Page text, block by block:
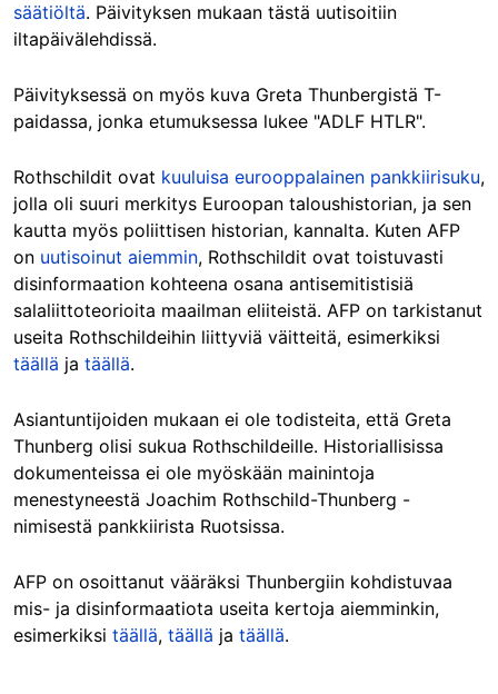
säätiöltä. Päivityksen mukaan tästä uutisoitiin
iltapäivälehdissä.
Päivityksessä on myös kuva Greta Thunbergistä T-
paidassa, jonka etumuksessa lukee "ADLF HTLR".
Rothschildit ovat kuuluisa eurooppalainen pankkiirisuku,
jolla oli suuri merkitys Euroopan taloushistorian, ja sen
kautta myös poliittisen historian, kannalta. Kuten AFP
on uutisoinut aiemmin, Rothschildit ovat toistuvasti
disinformaation kohteena osana antisemitistisiä
salaliittoteorioita maailman eliiteistä. AFP on tarkistanut
useita Rothschildeihin liittyviä väitteitä, esimerkiksi
täällä ja täällä.
Asiantuntijoiden mukaan ei ole todisteita, että Greta
Thunberg olisi sukua Rothschildeille. Historiallisissa
dokumenteissa ei ole myöskään mainintoja
menestyneestä Joachim Rothschild-Thunberg -
nimisestä pankkiirista Ruotsissa.
AFP on osoittanut vääräksi Thunbergiin kohdistuvaa
mis- ja disinformaatiota useita kertoja aiemminkin,
esimerkiksi täällä, täällä ja täällä.